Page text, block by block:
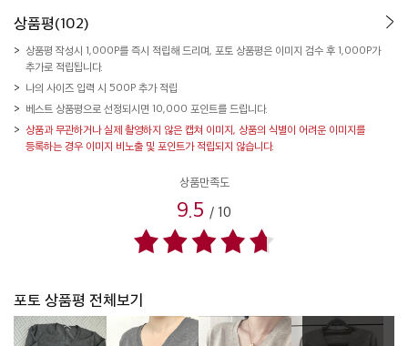
상품평(102)
상품평 작성시 1,000P를 즉시 적립해 드리며, 포토 상품평은 이미지 검수 후 1,000P가
추가로 적립됩니다.
나의 사이즈 입력 시 500P 추가 적립
베스트 상품평으로 선정되시면 10,000 포인트를 드립니다.
상품과 무관하거나 실제 촬영하지 않은 캡쳐 이미지, 상품의 식별이 어려운 이미지를
등록하는 경우 이미지 비노출 및 포인트가 적립되지 않습니다.
상품만족도
9.5 / 10
포토 상품평 전체보기